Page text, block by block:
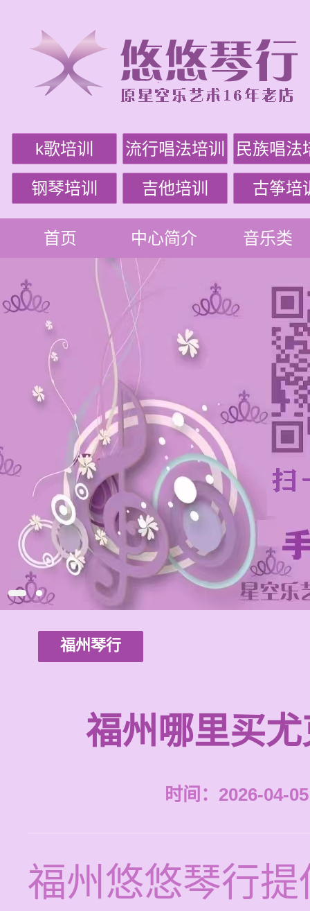
k歌培训 流行唱法培训 民族唱法
钢琴培训 吉他培训 古筝培
首页 中心简介 音乐类
福州琴行
福州哪里买
时间：2026-04-
福州悠悠琴行